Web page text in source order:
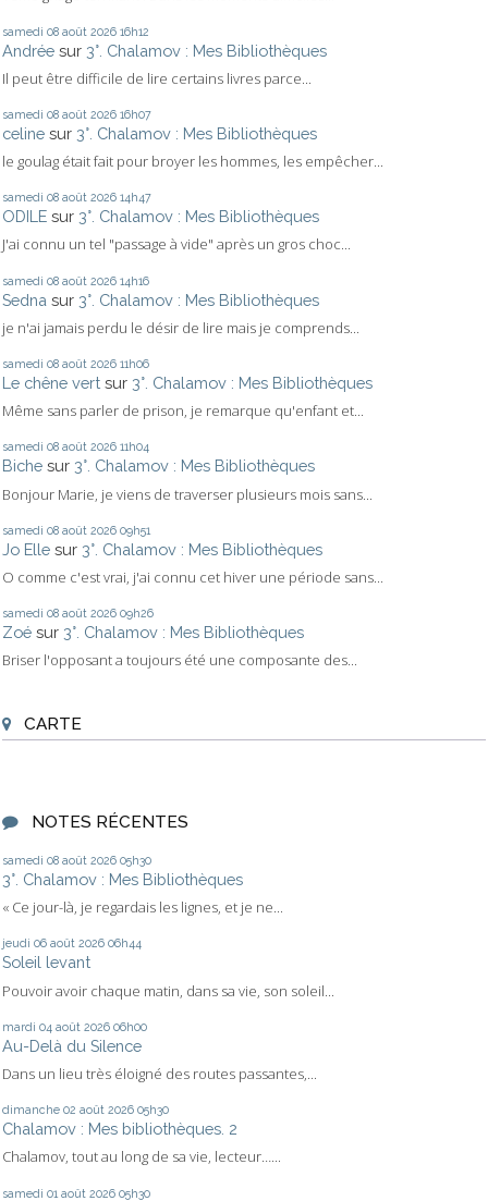
samedi 08 août 2026 16h12
Andrée sur 3°. Chalamov : Mes Bibliothèques
Il peut être difficile de lire certains livres parce...
samedi 08 août 2026 16h07
celine sur 3°. Chalamov : Mes Bibliothèques
le goulag était fait pour broyer les hommes, les empêcher...
samedi 08 août 2026 14h47
ODILE sur 3°. Chalamov : Mes Bibliothèques
J'ai connu un tel "passage à vide" après un gros choc...
samedi 08 août 2026 14h16
Sedna sur 3°. Chalamov : Mes Bibliothèques
je n'ai jamais perdu le désir de lire mais je comprends...
samedi 08 août 2026 11h06
Le chêne vert sur 3°. Chalamov : Mes Bibliothèques
Même sans parler de prison, je remarque qu'enfant et...
samedi 08 août 2026 11h04
Biche sur 3°. Chalamov : Mes Bibliothèques
Bonjour Marie, je viens de traverser plusieurs mois sans...
samedi 08 août 2026 09h51
Jo Elle sur 3°. Chalamov : Mes Bibliothèques
O comme c'est vrai, j'ai connu cet hiver une période sans...
samedi 08 août 2026 09h26
Zoé sur 3°. Chalamov : Mes Bibliothèques
Briser l'opposant a toujours été une composante des...
CARTE
NOTES RÉCENTES
samedi 08 août 2026 05h30
3°. Chalamov : Mes Bibliothèques
« Ce jour-là, je regardais les lignes, et je ne...
jeudi 06 août 2026 06h44
Soleil levant
Pouvoir avoir chaque matin, dans sa vie, son soleil...
mardi 04 août 2026 06h00
Au-Delà du Silence
Dans un lieu très éloigné des routes passantes,...
dimanche 02 août 2026 05h30
Chalamov : Mes bibliothèques. 2
Chalamov, tout au long de sa vie, lecteur…...
samedi 01 août 2026 05h30